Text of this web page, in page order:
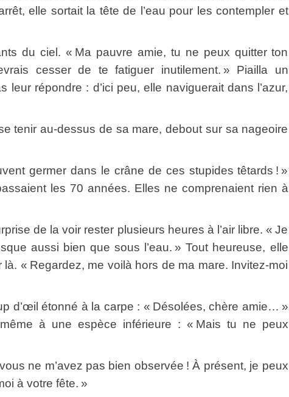
elle sortait la tête de l’eau pour les contempler et
ciel. « Ma pauvre amie, tu ne peux quitter ton
cesser de te fatiguer inutilement. » Piailla un
répondre : d’ici peu, elle naviguerait dans l’azur,
au-dessus de sa mare, debout sur sa nageoire
germer dans le crâne de ces stupides têtards ! »
les 70 années. Elles ne comprenaient rien à
de la voir rester plusieurs heures à l’air libre. « Je
aussi bien que sous l’eau. » Tout heureuse, elle
« Regardez, me voilà hors de ma mare. Invitez-moi
étonné à la carpe : « Désolées, chère amie… »
à une espèce inférieure : « Mais tu ne peux
ne m’avez pas bien observée ! À présent, je peux
à votre fête. »